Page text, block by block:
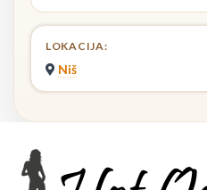
LOKACIJA:
Niš